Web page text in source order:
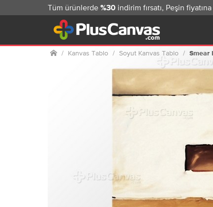
Tüm ürünlerde %30 indirim fırsatı, Peşin fiyatına
Ana sayfa
Kanvas Tablo Soyut Kanvas Tablo Smear II